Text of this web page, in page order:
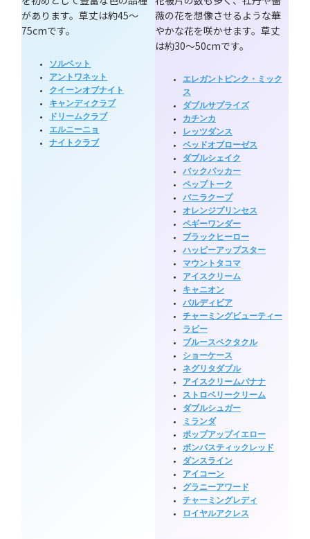
があります。草丈は約45～
75cmです。
ソルベット
アントワネット
クイーンオブナイト
キャンディクラブ
ドリームクラブ
エルニーニョ
ナイトクラブ
薇の花を想像させるような華
やかな花を咲かせます。草丈
は約30～50cmです。
エレガントピンク・ミック
ス
ダブルサプライズ
カチンカ
レッツダンス
ベッドオブローゼス
ダブルシェイク
バックパッカー
ペップトーク
バニラクープ
オレンジプリンセス
ペギーワンダー
ブラックヒーロー
ハッピーアップスター
マウントタコマ
アイスクリーム
キャニオン
バルディビア
チャーミングビューティー
ラビー
ブルースペクタクル
ショーケース
ネグリタダブル
アイスクリームバナナ
ストロベリークリーム
ダブルシュガー
ミランダ
ポップアップイエロー
ボンバスティックレッド
ダンスライン
アイコーン
グラニーアワード
チャーミングレディ
ロイヤルアクレス